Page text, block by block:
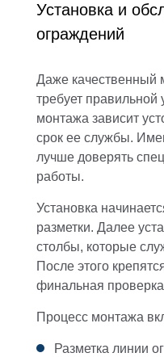
Установка и
ограждений
Даже качественный
требует правильной
монтажа зависит
срок ее службы.
лучше доверять
работы.
Установка
разметки. Далее
столбы, которые
После этого
финальная
Процесс монтажа
Разметка линии